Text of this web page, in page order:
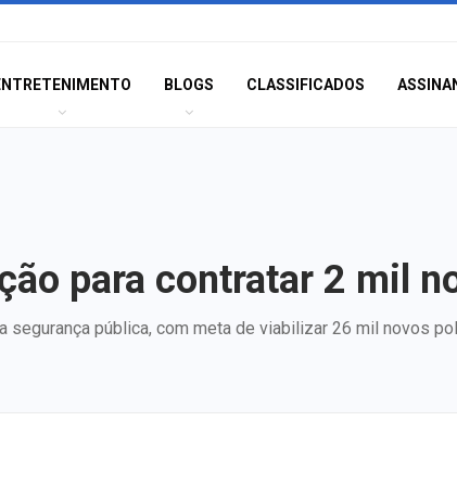
BLOGS CLASSIFICADOS
para contratar 2 mil
pública, com meta de viabilizar 26 mil novos